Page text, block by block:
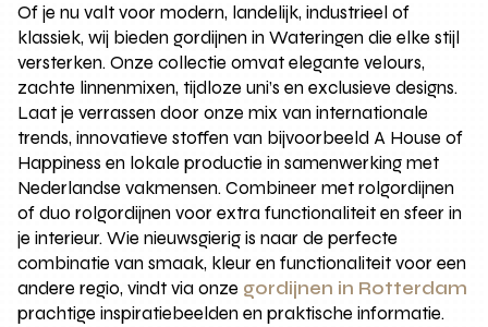
Of je nu valt voor modern, landelijk, industrieel of
klassiek, wij bieden gordijnen in Wateringen die elke stijl
versterken. Onze collectie omvat elegante velours,
zachte linnenmixen, tijdloze uni’s en exclusieve designs.
Laat je verrassen door onze mix van internationale
trends, innovatieve stoffen van bijvoorbeeld A House of
Happiness en lokale productie in samenwerking met
Nederlandse vakmensen. Combineer met rolgordijnen
of duo rolgordijnen voor extra functionaliteit en sfeer in
je interieur. Wie nieuwsgierig is naar de perfecte
combinatie van smaak, kleur en functionaliteit voor een
andere regio, vindt via onze gordijnen in Rotterdam
prachtige inspiratiebeelden en praktische informatie.